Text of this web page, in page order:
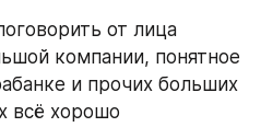
от лица
компании, понятное
и прочих больших
всё хорошо